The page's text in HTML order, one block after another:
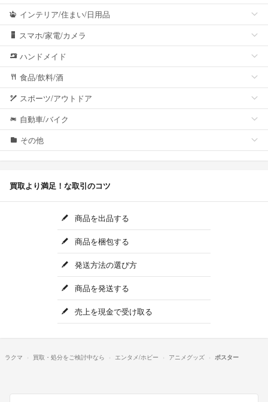
インテリア/住まい/日用品
スマホ/家電/カメラ
ハンドメイド
食品/飲料/酒
スポーツ/アウトドア
自動車/バイク
その他
買取より満足！な取引のコツ
商品を出品する
商品を梱包する
発送方法の選び方
商品を発送する
売上を現金で受け取る
ラクマ 買取・処分をご検討中なら エンタメ/ホビー アニメグッズ ポスター